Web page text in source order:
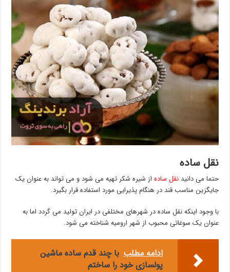
نقل ساده
حتما می دانیدنقل ساده از شیره شکر تهیه می شود و می تواند به عنوان یک
جایگزین مناسب قند در هنگام پذیرایی مورد استفاده قرار بگیرد.
با وجود اینکه نقل ساده در شهرهای مختلفی در ایران تولید می گردد اما به
عنوان یک سوغاتی محبوب از شهر ارومیه شناخته می شود.
ادامه مطلب با چند قدم ساده ماشین
پولسازی خود را ساختم